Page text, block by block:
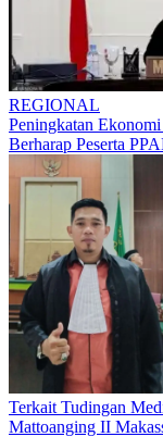
REGIONAL
Peningkatan
Berharap Peserta
Terkait Tudingan
Mattoanging II